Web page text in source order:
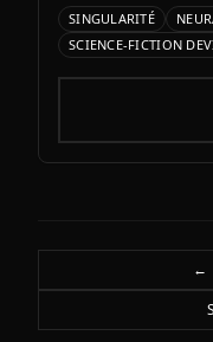
2045, multipliant
million. Entre
défis éthiques,
d'espoirs que
SINGULARITÉ
SCIENCE-FICTION
←